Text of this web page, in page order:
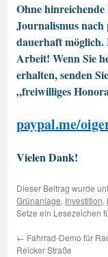
Ohne
Journalismus nach
dauerhaft möglich.
Arbeit! Wenn Sie
erhalten, senden
„freiwilliges
paypal.me/
Vielen Dank!
Dieser Beitrag wurde
Grünanlage, Investition,
Setze ein Lesezeichen
← Fahrrad-Demo für
Reicker Straße